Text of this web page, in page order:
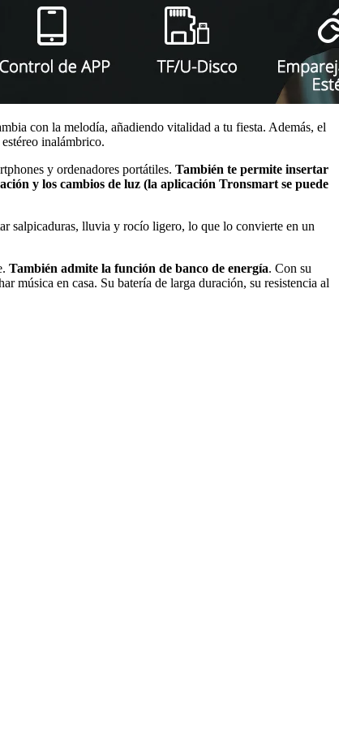
con la melodía, añadiendo vitalidad a tu fiesta. Además, el
inalámbrico.
y ordenadores portátiles. También te permite insertar
y los cambios de luz (la aplicación Tronsmart se puede
salpicaduras, lluvia y rocío ligero, lo que lo convierte en un
También admite la función de banco de energía. Con su
música en casa. Su batería de larga duración, su resistencia al